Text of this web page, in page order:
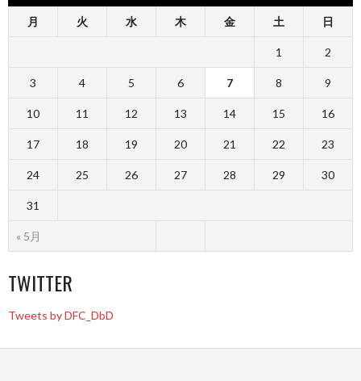
月 火 水 木 金 土 日
« 5月
1 2
3 4 5 6 7 8 9
10 11 12 13 14 15 16
17 18 19 20 21 22 23
24 25 26 27 28 29 30
31
TWITTER
Tweets by DFC_DbD